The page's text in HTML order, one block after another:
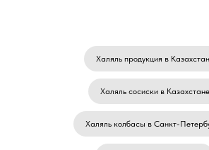
Халяль продукция в
Халяль сосиски в Казахстане
Халяль колбасы в Санкт-